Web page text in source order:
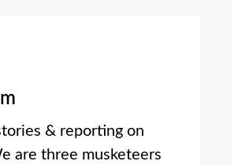
& reporting on
are three musketeers